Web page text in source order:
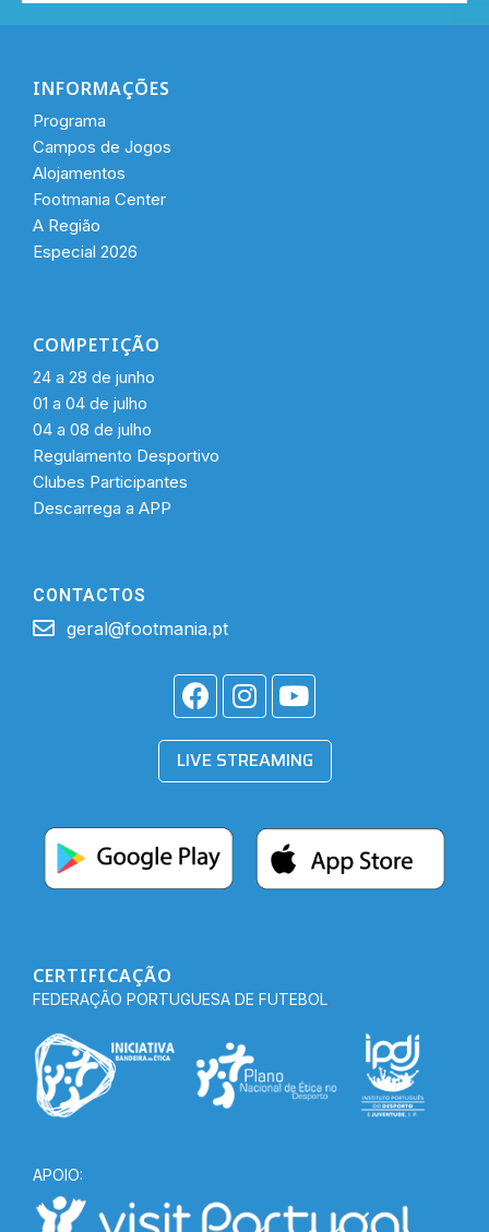
INFORMAÇÕES
Programa
Campos de Jogos
Alojamentos
Footmania Center
A Região
Especial 2026
COMPETIÇÃO
24 a 28 de junho
01 a 04 de julho
04 a 08 de julho
Regulamento Desportivo
Clubes Participantes
Descarrega a APP
CONTACTOS
geral@footmania.pt
LIVE STREAMING
CERTIFICAÇÃO
FEDERAÇÃO PORTUGUESA DE FUTEBOL
APOIO: